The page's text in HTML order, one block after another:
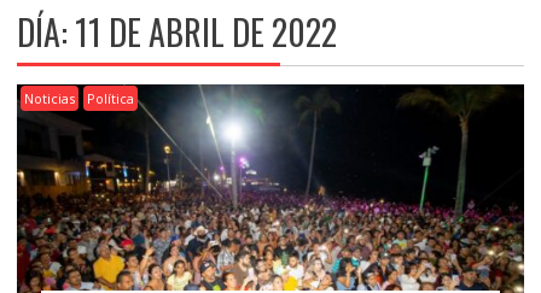
DÍA:11 DE ABRIL DE 2022
Noticias Política